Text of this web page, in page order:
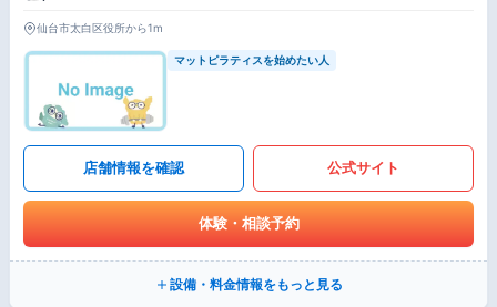
仙台市太白区役所から1m
マットピラティスを始めたい人
店舗情報を確認 公式サイト
体験・相談予約
設備・料金情報をもっと見る